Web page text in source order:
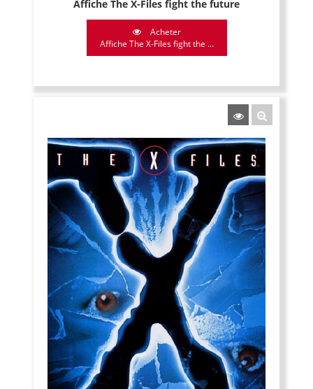
Affiche The X-Files fight the future
Acheter
Affiche The X-Files fight the ...